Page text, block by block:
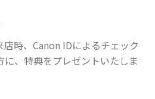
時、Canon IDによるチェック
、特典をプレゼントいたしま